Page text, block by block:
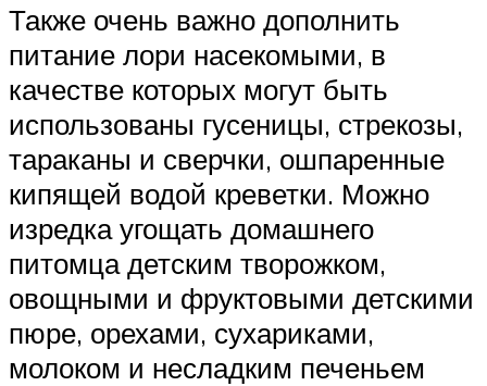
Также очень важно дополнить
питание лори насекомыми, в
качестве которых могут быть
использованы гусеницы, стрекозы,
тараканы и сверчки, ошпаренные
кипящей водой креветки. Можно
изредка угощать домашнего
питомца детским творожком,
овощными и фруктовыми детскими
пюре, орехами, сухариками,
молоком и несладким печеньем